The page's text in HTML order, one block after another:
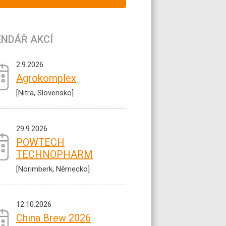
AKCÍ
2.9.2026
Agrokomplex
[Nitra, Slovensko]
29.9.2026
POWTECH
TECHNOPHARM
[Norimberk, Německo]
12.10.2026
China Brew 2026